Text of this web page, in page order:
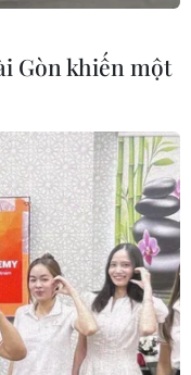
Gòn khiến một